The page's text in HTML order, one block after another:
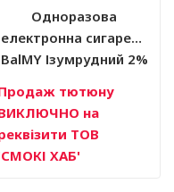
Одноразова
електронна сигарета
BalMY Ізумрудний 2%
тютюну
на
ТОВ
ХАБ'